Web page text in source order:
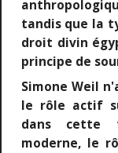
tandis que la
droit divin
principe de
Simone Weil
le rôle actif
dans cette
moderne, le